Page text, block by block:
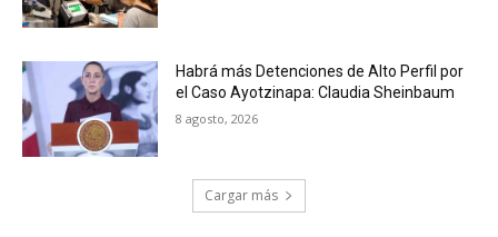
Habrá más Detenciones de Alto Perfil por
el Caso Ayotzinapa: Claudia Sheinbaum
8 agosto, 2026
Cargar más